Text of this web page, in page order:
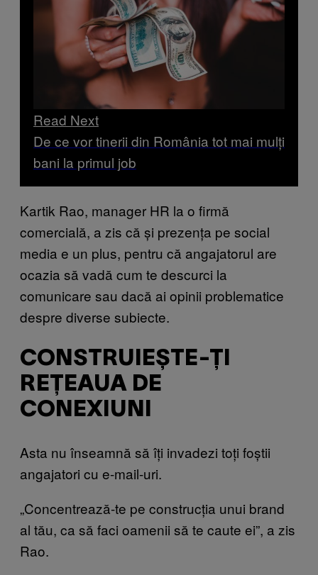
Read Next
De ce vor tinerii din România tot mai mulți
bani la primul job
Kartik Rao, manager HR la o firmă
comercială, a zis că și prezența pe social
media e un plus, pentru că angajatorul are
ocazia să vadă cum te descurci la
comunicare sau dacă ai opinii problematice
despre diverse subiecte.
CONSTRUIEȘTE-ȚI
REȚEAUA DE
CONEXIUNI
Asta nu înseamnă să îți invadezi toți foștii
angajatori cu e-mail-uri.
„Concentrează-te pe construcția unui brand
al tău, ca să faci oamenii să te caute ei”, a zis
Rao.